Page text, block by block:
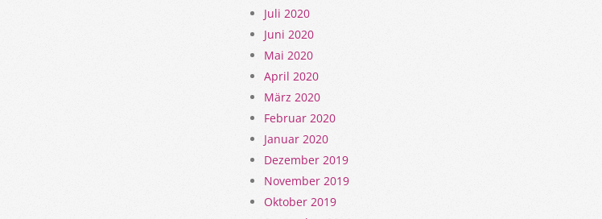
Juli 2020
Juni 2020
Mai 2020
April 2020
März 2020
Februar 2020
Januar 2020
Dezember 2019
November 2019
Oktober 2019